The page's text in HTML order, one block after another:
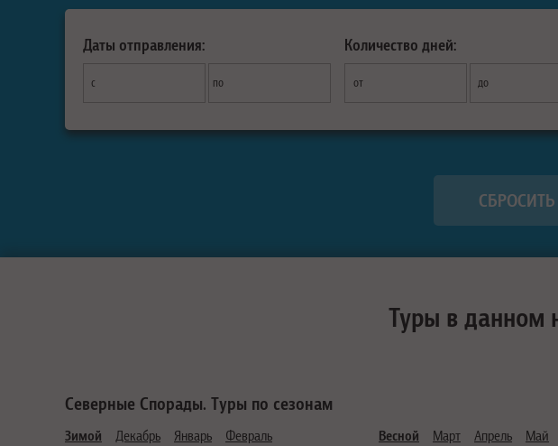
Даты отправления:
с по
Количество дней:
от до
Туры в данном
Северные Спорады. Туры по сезонам
Зимой Декабрь Январь Февраль Весной Март Апрель Май